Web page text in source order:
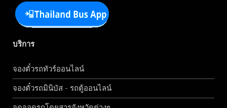
บริการ
จองตั๋วรถทัวร์ออนไลน์
จองตั๋วรถมินิบัส - รถตู้ออนไลน์